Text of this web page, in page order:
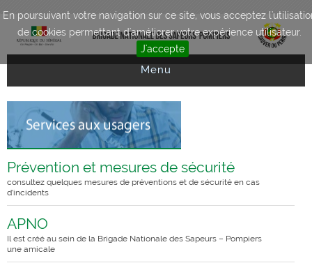
En poursuivant votre navigation sur ce site, vous acceptez
de cookies permettant d'améliorer votre expérience utilisateur.
J'accepte
Menu
Prévention et mesures de sécurité
consultez quelques mesures de préventions et de sécurité en cas
d’incidents
APNO
Il est créé au sein de la Brigade Nationale des Sapeurs – Pompiers
une amicale